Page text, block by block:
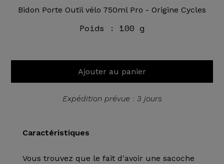
Bidon Porte Outil vélo 750ml Pro - Origine Cycles
Poids : 100 g
Ajouter au panier
Expédition prévue : 3 jours
Caractéristiques
Vous trouvez que le fait d'avoir une sacoche